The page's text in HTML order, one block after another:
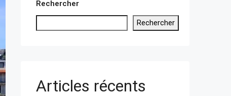
Rechercher
Rechercher
Articles récents